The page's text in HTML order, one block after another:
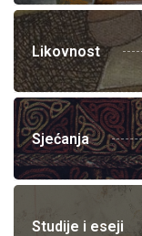
Likovnost
Sjećanja
Studije i eseji